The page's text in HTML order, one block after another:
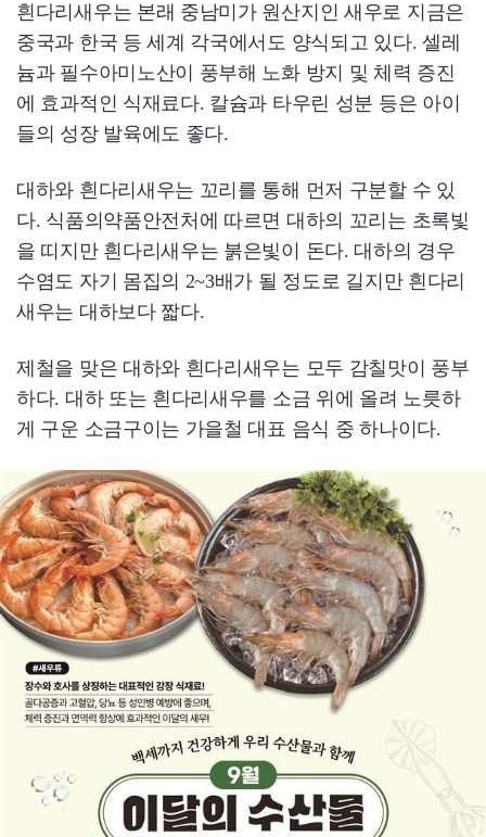
흰다리새우는 본래 중남미가 원산지인 새우로 지금은
중국과 한국 등 세계 각국에서도 양식되고 있다. 셀레
늄과 필수아미노산이 풍부해 노화 방지 및 체력 증진
에 효과적인 식재료다. 칼슘과 타우린 성분 등은 아이
들의 성장 발육에도 좋다.
대하와 흰다리새우는 꼬리를 통해 먼저 구분할 수 있
다. 식품의약품안전처에 따르면 대하의 꼬리는 초록빛
을 띠지만 흰다리새우는 붉은빛이 돈다. 대하의 경우
수염도 자기 몸집의 2~3배가 될 정도로 길지만 흰다리
새우는 대하보다 짧다.
제철을 맞은 대하와 흰다리새우는 모두 감칠맛이 풍부
하다. 대하 또는 흰다리새우를 소금 위에 올려 노릇하
게 구운 소금구이는 가을철 대표 음식 중 하나이다.